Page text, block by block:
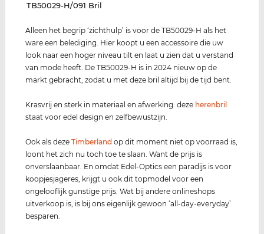
‌TB50029-H/091 Bril
Alleen het begrip ‘zichthulp’ is voor de TB50029-H als het
ware een belediging. Hier koopt u een accessoire die uw
look naar een hoger niveau tilt en laat u zien dat u verstand
van mode heeft. De TB50029-H is in 2024 nieuw op de
markt gebracht, zodat u met deze bril altijd bij de tijd bent.
Krasvrij en sterk in materiaal en afwerking: deze herenbril
staat voor edel design en zelfbewustzijn.
Ook als dezeTimberland op dit moment niet op voorraad is,
loont het zich nu toch toe te slaan. Want de prijs is
onverslaanbaar. En omdat Edel-Optics een paradijs is voor
koopjesjageres, krijgt u ook dit topmodel voor een
ongelooflijk gunstige prijs. Wat bij andere onlineshops
uitverkoop is, is bij ons eigenlijk gewoon ‘all-day-everyday’
besparen.